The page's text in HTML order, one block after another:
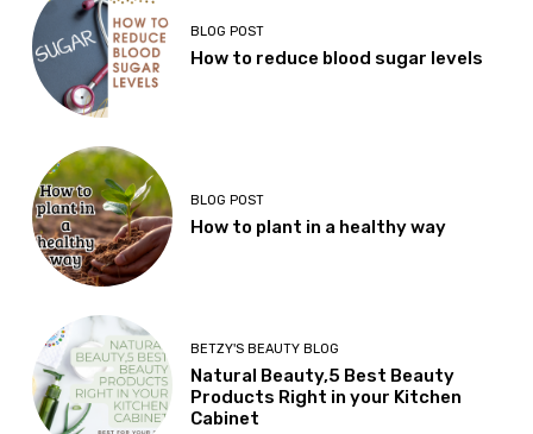
BLOG POST
How to reduce blood sugar levels
BLOG POST
How to plant in a healthy way
BETZY'S BEAUTY BLOG
Natural Beauty,5 Best Beauty
Products Right in your Kitchen
Cabinet